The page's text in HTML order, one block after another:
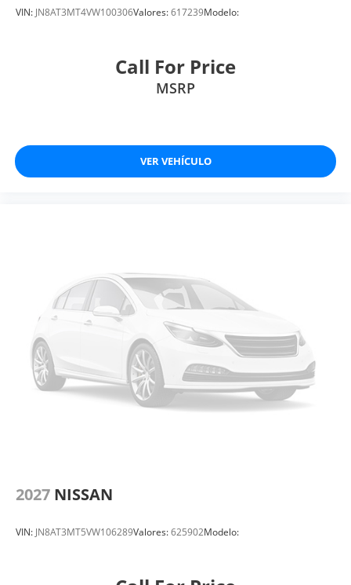
VIN: JN8AT3MT4VW100306Valores:617239Modelo:
Call For Price
MSRP
VER VEHÍCULO
2027 NISSAN
VIN: JN8AT3MT5VW106289Valores:625902Modelo: